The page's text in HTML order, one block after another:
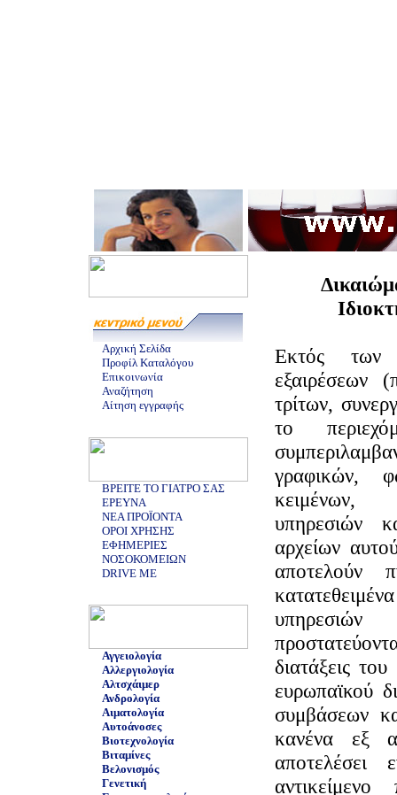
Αρχική Σελίδα
Προφίλ Καταλόγου
Επικοινωνία
Αναζήτηση
Αίτηση εγγραφής
ΒΡΕΙΤΕ ΤΟ ΓΙΑΤΡΟ ΣΑΣ
ΕΡΕΥΝΑ
ΝΕΑ ΠΡΟΪΟΝΤΑ
ΟΡΟΙ ΧΡΗΣΗΣ
ΕΦΗΜΕΡΙΕΣ
ΝΟΣΟΚΟΜΕΙΩΝ
DRIVE ME
Αγγειολογία
Αλλεργιολογία
Αλτσχάιμερ
Ανδρολογία
Αιματολογία
Αυτοάνοσες
Βιοτεχνολογία
Βιταμίνες
Βελονισμός
Γενετική
Εκτός των
εξαιρέσεων
τρίτων,
το
γραφικών,
κειμένων,
υπηρεσιών
αρχείων
αποτελούν
διατάξεις
ευρωπαϊκού
συμβάσεων
κανένα εξ